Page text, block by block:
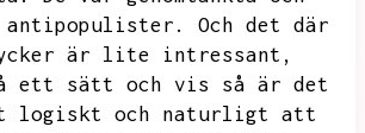
Och det där
är lite intressant,
ett sätt och vis så är det
logiskt och naturligt att